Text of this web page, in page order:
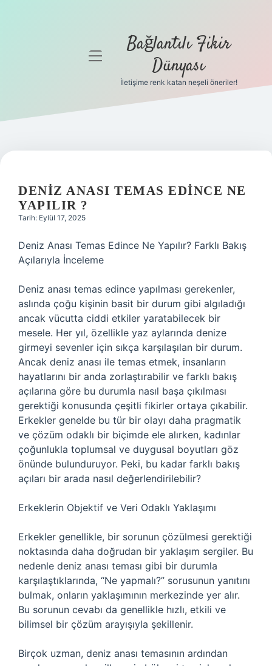
Gizlilik
Hakkımızda
menüyü
Bağlantılı Fikir
Dünyası
İletişime renk katan neşeli öneriler!
DENIZ ANASI TEMAS EDINCE NE
YAPILIR ?
Tarih: Eylül 17, 2025
Deniz Anası Temas Edince Ne Yapılır? Farklı Bakış
Açılarıyla İnceleme
Deniz anası temas edince yapılması gerekenler,
aslında çoğu kişinin basit bir durum gibi algıladığı
ancak vücutta ciddi etkiler yaratabilecek bir
mesele. Her yıl, özellikle yaz aylarında denize
girmeyi sevenler için sıkça karşılaşılan bir durum.
Ancak deniz anası ile temas etmek, insanların
hayatlarını bir anda zorlaştırabilir ve farklı bakış
açılarına göre bu durumla nasıl başa çıkılması
gerektiği konusunda çeşitli fikirler ortaya çıkabilir.
Erkekler genelde bu tür bir olayı daha pragmatik
ve çözüm odaklı bir biçimde ele alırken, kadınlar
çoğunlukla toplumsal ve duygusal boyutları göz
önünde bulunduruyor. Peki, bu kadar farklı bakış
açıları bir arada nasıl değerlendirilebilir?
Erkeklerin Objektif ve Veri Odaklı Yaklaşımı
Erkekler genellikle, bir sorunun çözülmesi gerektiği
noktasında daha doğrudan bir yaklaşım sergiler. Bu
nedenle deniz anası teması gibi bir durumla
karşılaştıklarında, “Ne yapmalı?” sorusunun yanıtını
bulmak, onların yaklaşımının merkezinde yer alır.
Bu sorunun cevabı da genellikle hızlı, etkili ve
bilimsel bir çözüm arayışıyla şekillenir.
Birçok uzman, deniz anası temasının ardından